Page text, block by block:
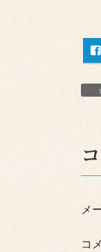
メ
コ